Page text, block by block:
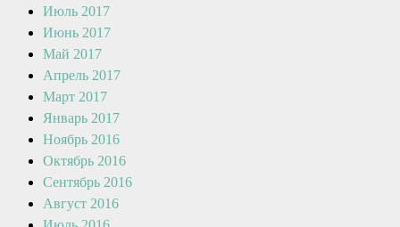
Июль 2017
Июнь 2017
Май 2017
Апрель 2017
Март 2017
Январь 2017
Ноябрь 2016
Октябрь 2016
Сентябрь 2016
Август 2016